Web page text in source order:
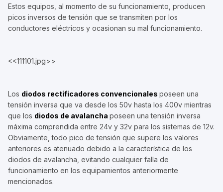
Estos equipos, al momento de su funcionamiento, producen
picos inversos de tensión que se transmiten por los
conductores eléctricos y ocasionan su mal funcionamiento.
<<111101.jpg>>
Los diodos rectificadores convencionales poseen una
tensión inversa que va desde los 50v hasta los 400v mientras
que los diodos de avalancha poseen una tensión inversa
máxima comprendida entre 24v y 32v para los sistemas de 12v.
Obviamente, todo pico de tensión que supere los valores
anteriores es atenuado debido a la característica de los
diodos de avalancha, evitando cualquier falla de
funcionamiento en los equipamientos anteriormente
mencionados.